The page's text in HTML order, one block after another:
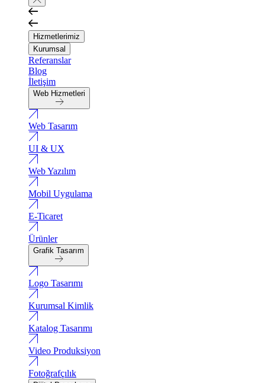
Hizmetlerimiz
Kurumsal
Referanslar
Blog
İletişim
Web Hizmetleri
Web Tasarım
UI & UX
Web Yazılım
Mobil Uygulama
E-Ticaret
Ürünler
Grafik Tasarım
Logo Tasarımı
Kurumsal Kimlik
Katalog Tasarımı
Video Produksiyon
Fotoğrafçılık